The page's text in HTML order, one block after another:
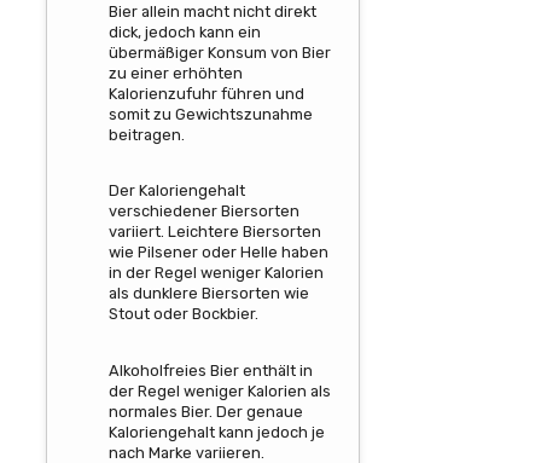
Bier allein macht nicht direkt
dick, jedoch kann ein
übermäßiger Konsum von Bier
zu einer erhöhten
Kalorienzufuhr führen und
somit zu Gewichtszunahme
beitragen.
Der Kaloriengehalt
verschiedener Biersorten
variiert. Leichtere Biersorten
wie Pilsener oder Helle haben
in der Regel weniger Kalorien
als dunklere Biersorten wie
Stout oder Bockbier.
Alkoholfreies Bier enthält in
der Regel weniger Kalorien als
normales Bier. Der genaue
Kaloriengehalt kann jedoch je
nach Marke variieren.